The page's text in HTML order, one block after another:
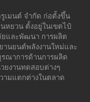
เมนต์ จำกัด ก่อตั้งขึ้น
หยวน ตั้งอยู่ในเขตไป๋
ยและพัฒนา การผลิต
านยนต์พลังงานใหม่และ
ณาการด้านการผลิต
ยงานทดสอบต่างๆ
ามแตกต่างในตลาด